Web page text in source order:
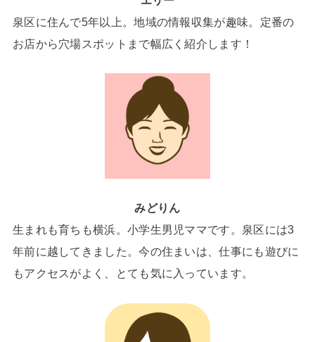
泉区に住んで5年以上。地域の情報収集が趣味。定番の
お店から穴場スポットまで幅広く紹介します！
みどりん
生まれも育ちも横浜。小学生男児ママです。泉区には3
年前に越してきました。今の住まいは、仕事にも遊びに
もアクセスがよく、とても気に入っています。